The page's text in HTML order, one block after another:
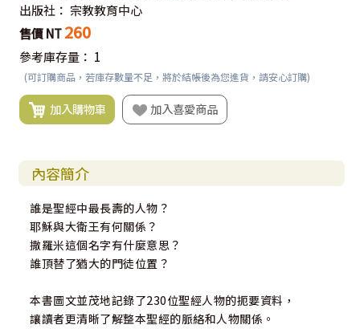
出版社： 宗教教育中心
售價 NT 260
參考庫存量： 1
(可訂購商品，若庫存數量不足，將於結帳後為您進貨，請安心訂購)
加入購物車 加入喜愛商品
內容簡介
誰是聖經中最長壽的人物？
耶穌與大衛王有何關係？
撒羅米這個名字有什麼意思？
誰頂替了猶大的門徒位置？
本書圖文並茂地記錄了230位聖經人物的扼要資料，
讓讀者更清晰了解整本聖經的脈絡和人物關係。